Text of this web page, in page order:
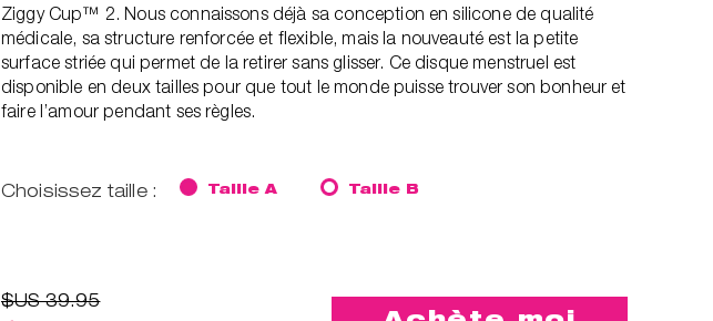
Ziggy Cup™ 2. Nous connaissons déjà sa conception en silicone de qualité
médicale, sa structure renforcée et flexible, mais la nouveauté est la petite
surface striée qui permet de la retirer sans glisser. Ce disque menstruel est
disponible en deux tailles pour que tout le monde puisse trouver son bonheur et
faire l’amour pendant ses règles.
Choisissez taille : Taille A Taille B
$US 39.95